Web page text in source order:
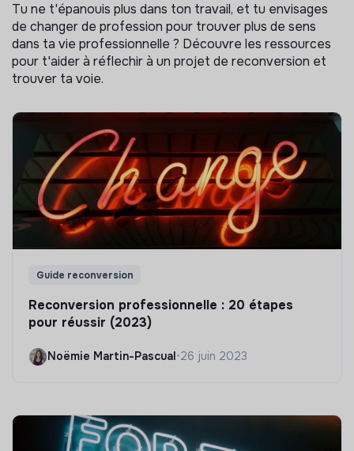
Tu ne t'épanouis plus dans ton travail, et tu envisages
de changer de profession pour trouver plus de sens
dans ta vie professionnelle ? Découvre les ressources
pour t'aider à réflechir à un projet de reconversion et
trouver ta voie.
Guide reconversion
Reconversion professionnelle : 20 étapes
pour réussir (2023)
Noëmie Martin-Pascual •26 juin 2023